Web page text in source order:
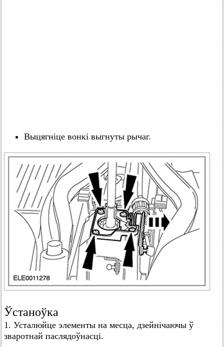
Выцягніце вонкі выгнуты рычаг.
Ўстаноўка
1. Усталюйце элементы на месца, дзейнічаючы ў
зваротнай паслядоўнасці.